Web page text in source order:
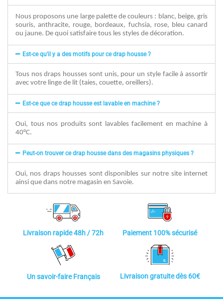
Nous proposons une large palette de couleurs : blanc, beige, gris
souris, anthracite, rouge, bordeaux, fuchsia, rose, bleu canard
ou jaune. De quoi satisfaire tous les styles de décoration.
Est-ce qu'il y a des motifs pour ce drap housse ?
Tous nos draps housses sont unis, pour un style facile à assortir
avec votre linge de lit (taies, couette, oreillers).
Est-ce que ce drap housse est lavable en machine ?
Oui, tous nos produits sont lavables facilement en machine à
40°C.
Peut-on trouver ce drap housse dans des magasins physiques ?
Oui, nos draps housses sont disponibles sur notre site internet
ainsi que dans notre magasin en Savoie.
Livraison rapide 48h / 72h Paiement 100% sécurisé
Un savoir-faire Français Livraison gratuite dès 60€